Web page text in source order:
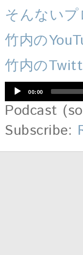
そんない
竹内の
竹内の
プ
レ
ヤ
00:00
Podcast
Subscribe: